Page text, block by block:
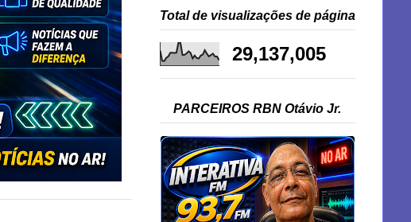
Total de visualizações de página
29,137,005
PARCEIROS RBN Otávio Jr.